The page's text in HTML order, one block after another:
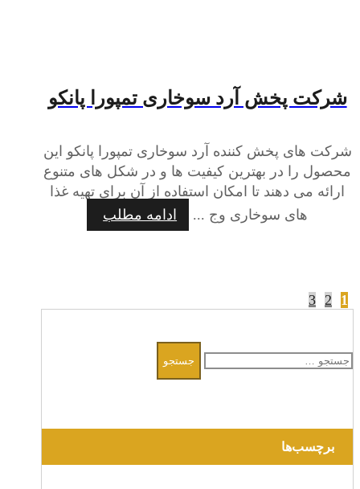
شرکت پخش آرد سوخاری تمپورا پانکو
شرکت های پخش کننده آرد سوخاری تمپورا پانکو این
محصول را در بهترین کیفیت ها و در شکل های متنوع
ارائه می ‌دهند تا امکان استفاده از آن برای تهیه غذا
های سوخاری وج ...
ادامه مطلب
صفحه‌بندی
نوشته‌ها
1
2
3
برای:
برچسب‌ها